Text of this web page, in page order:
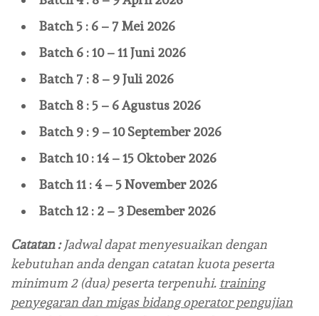
Batch 5 : 6 – 7 Mei 2026
Batch 6 : 10 – 11 Juni 2026
Batch 7 : 8 – 9 Juli 2026
Batch 8 : 5 – 6 Agustus 2026
Batch 9 : 9 – 10 September 2026
Batch 10 : 14 – 15 Oktober 2026
Batch 11 : 4 – 5 November 2026
Batch 12 : 2 – 3 Desember 2026
Catatan :Jadwal dapat menyesuaikan dengan
kebutuhan anda dengan catatan kuota peserta
minimum 2 (dua) peserta terpenuhi. training
penyegaran dan migas bidang operator pengujian